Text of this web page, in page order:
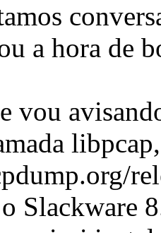
a hora de
vou
Slackware